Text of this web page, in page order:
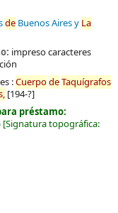
de Buenos Aires y La
impreso caracteres
:CuerpodeTaquígrafos
[194-?]
préstamo:
Signatura topográfica: